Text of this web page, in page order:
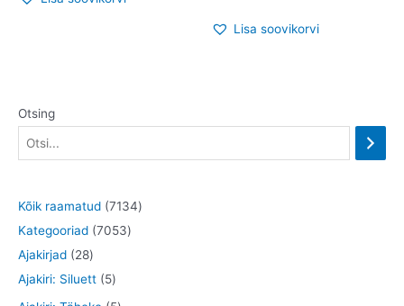
Lisa soovikorvi
Otsing
Kõik raamatud 71347
Kategooriad 70537
Ajakirjad 282
8
t
Ajakiri: Siluett 55
t